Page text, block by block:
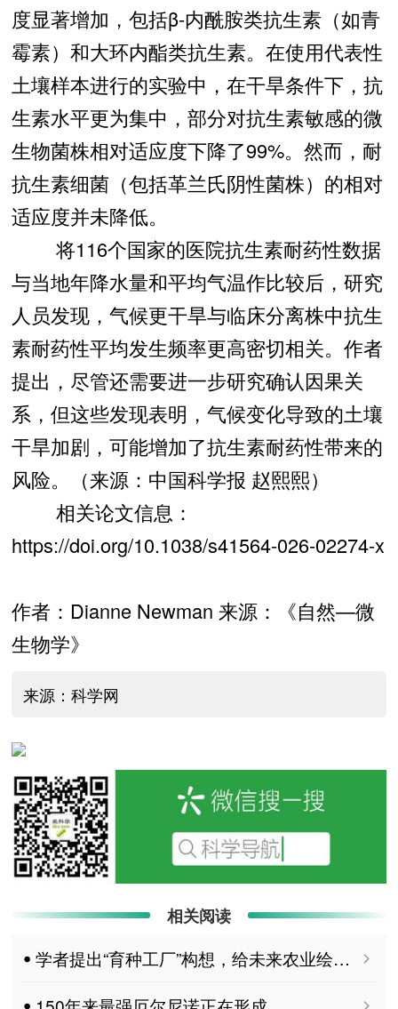
度显著增加，包括β-内酰胺类抗生素（如青
霉素）和大环内酯类抗生素。在使用代表性
土壤样本进行的实验中，在干旱条件下，抗
生素水平更为集中，部分对抗生素敏感的微
生物菌株相对适应度下降了99%。然而，耐
抗生素细菌（包括革兰氏阴性菌株）的相对
适应度并未降低。
将116个国家的医院抗生素耐药性数据
与当地年降水量和平均气温作比较后，研究
人员发现，气候更干旱与临床分离株中抗生
素耐药性平均发生频率更高密切相关。作者
提出，尽管还需要进一步研究确认因果关
系，但这些发现表明，气候变化导致的土壤
干旱加剧，可能增加了抗生素耐药性带来的
风险。（来源：中国科学报 赵熙熙）
相关论文信息：
https://doi.org/10.1038/s41564-026-02274-x
作者：Dianne Newman 来源：《自然—微
生物学》
来源：科学网
相关阅读
ꔷ 学者提出“育种工厂”构想，给未来农业绘蓝图